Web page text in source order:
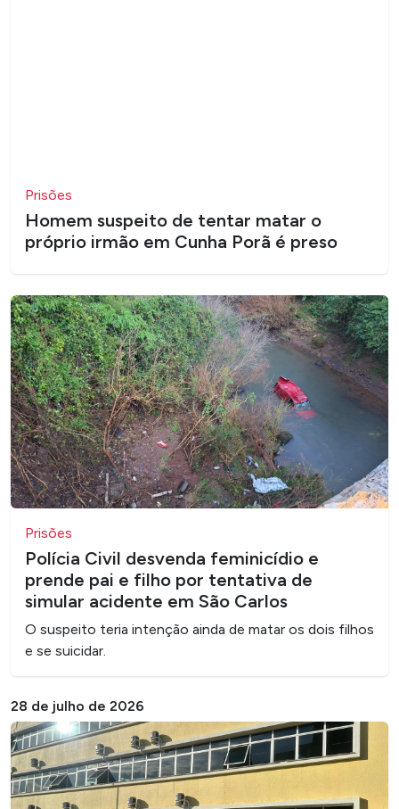
Prisões
Homem suspeito de tentar matar o
próprio irmão em Cunha Porã é preso
Prisões
Polícia Civil desvenda feminicídio e
prende pai e filho por tentativa de
simular acidente em São Carlos
O suspeito teria intenção ainda de matar os dois filhos
e se suicidar.
28 de julho de 2026